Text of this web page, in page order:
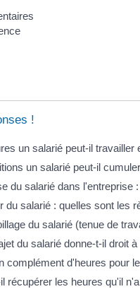
!
un salarié peut-il travailler
un salarié peut-il
du salarié dans l'entreprise
du salarié : quelles sont les
du salarié (tenue de
du salarié donne-t-il droit
complément d'heures pour
récupérer les heures qu'il